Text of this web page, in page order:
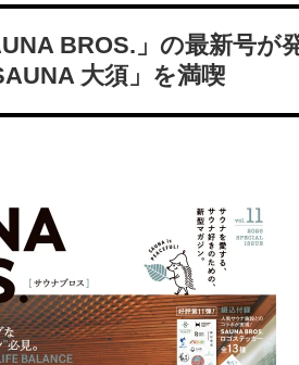
BROS.」の最新号が
大須」を満喫